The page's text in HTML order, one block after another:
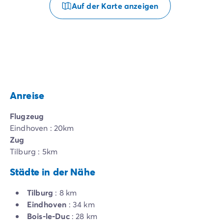
Auf der Karte anzeigen
Anreise
Flugzeug
Eindhoven : 20km
Zug
Tilburg : 5km
Städte in der Nähe
Tilburg : 8 km
Eindhoven : 34 km
Bois-le-Duc: 28 km